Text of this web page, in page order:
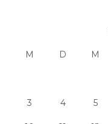
M D M
3 4 5